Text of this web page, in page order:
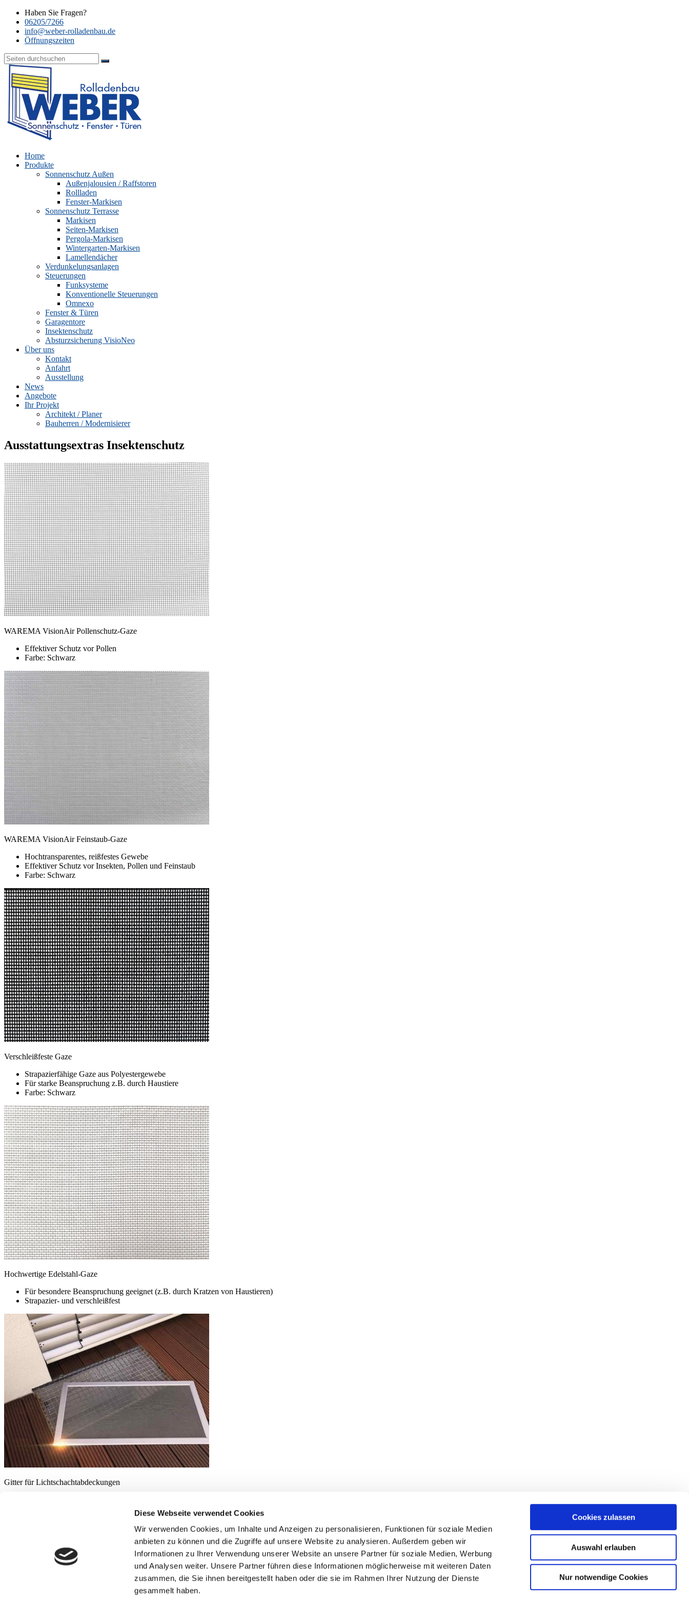
Diese Webseite verwendet Cookies
Wir verwenden Cookies, um Inhalte und Anzeigen zu personalisieren, Funktionen für soziale Medien
anbieten zu können und die Zugriffe auf unsere Website zu analysieren. Außerdem geben wir
Informationen zu Ihrer Verwendung unserer Website an unsere Partner für soziale Medien, Werbung
und Analysen weiter. Unsere Partner führen diese Informationen möglicherweise mit weiteren Daten
zusammen, die Sie ihnen bereitgestellt haben oder die sie im Rahmen Ihrer Nutzung der Dienste
gesammelt haben.
Cookies zulassen
Auswahl erlauben
Nur notwendige Cookies
Haben Sie Fragen?
06205/7266
info@weber-rolladenbau.de
Öffnungszeiten
Home
Produkte
Sonnenschutz Außen
Außenjalousien / Raffstoren
Rollladen
Fenster-Markisen
Sonnenschutz Terrasse
Markisen
Seiten-Markisen
Pergola-Markisen
Wintergarten-Markisen
Lamellendächer
Verdunkelungsanlagen
Steuerungen
Funksysteme
Konventionelle Steuerungen
Omnexo
Fenster & Türen
Garagentore
Insektenschutz
Absturzsicherung VisioNeo
Über uns
Kontakt
Anfahrt
Ausstellung
News
Angebote
Ihr Projekt
Architekt / Planer
Bauherren / Modernisierer
Ausstattungsextras Insektenschutz
WAREMA VisionAir Pollenschutz-Gaze
Effektiver Schutz vor Pollen
Farbe: Schwarz
WAREMA VisionAir Feinstaub-Gaze
Hochtransparentes, reißfestes Gewebe
Effektiver Schutz vor Insekten, Pollen und Feinstaub
Farbe: Schwarz
Verschleißfeste Gaze
Strapazierfähige Gaze aus Polyestergewebe
Für starke Beanspruchung z.B. durch Haustiere
Farbe: Schwarz
Hochwertige Edelstahl-Gaze
Für besondere Beanspruchung geeignet (z.B. durch Kratzen von Haustieren)
Strapazier- und verschleißfest
Gitter für Lichtschachtabdeckungen
Hält Insekten, Spinnen und Mäuse ebenso ab wie Laub und Schmutz
Montage direkt auf dem vorhandenen Rost